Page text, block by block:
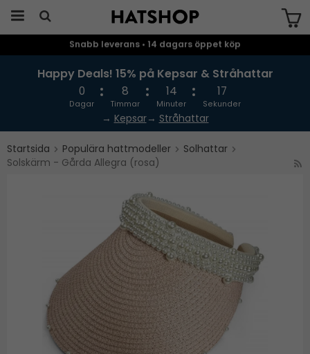
Snabb leverans • 14 dagars öppet köp
Happy Deals! 15% på Kepsar & Stråhattar
0
Dagar
8
Timmar
14
Minuter
16
Sekunder
→ Kepsar→ Stråhattar
Startsida Populära hattmodeller
Solhattar
Solskärm - Gårda Allegra (rosa)